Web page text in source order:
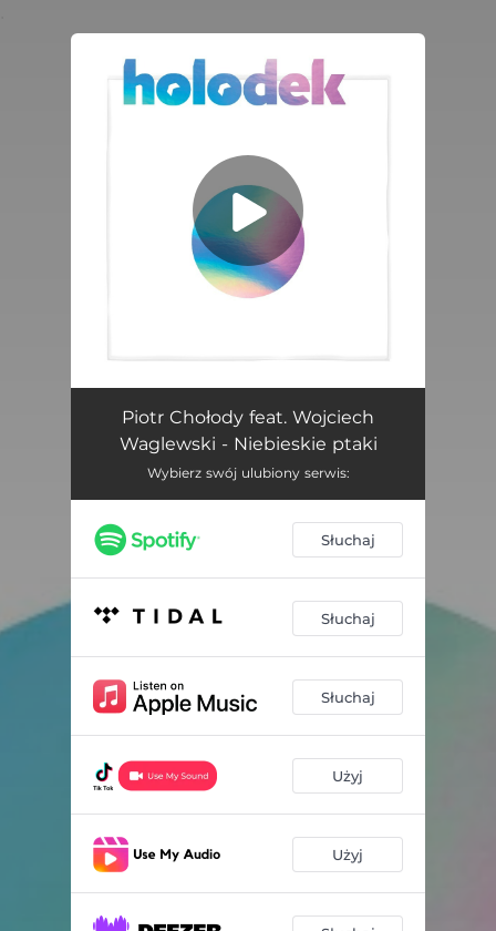
You're all set!
Niebieskie Ptaki (feat. Wojciech Waglewski) 19:20
Piotr Chołody feat. Wojciech
Waglewski - Niebieskie ptaki
Wybierz swój ulubiony serwis:
Słuchaj
Słuchaj
Słuchaj
Użyj
Użyj